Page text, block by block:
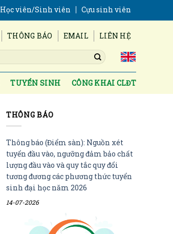
Học viên/Sinh viên Cựu sinh viên
THÔNG BÁO EMAIL LIÊN HỆ
TUYỂN SINH CÔNG KHAI CLĐT
THÔNG BÁO
Thông báo (Điểm sàn): Nguồn xét
tuyển đầu vào, ngưỡng đảm bảo chất
lượng đầu vào và quy tắc quy đổi
tương đương các phương thức tuyển
sinh đại học năm 2026
14-07-2026